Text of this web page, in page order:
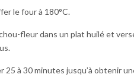
le four à 180°C.
fleur dans un plat huilé et
25 à 30 minutes jusqu’à obtenir